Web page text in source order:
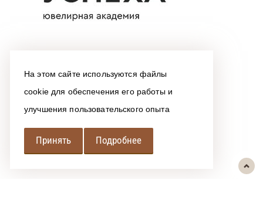
На этом сайте используются файлы
cookie для обеспечения его работы и
улучшения пользовательского опыта
Принять Подробнее